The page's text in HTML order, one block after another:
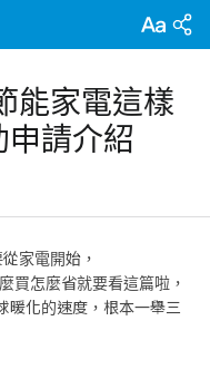
能家電這樣
請介紹
家電開始，
買怎麼省就要看這篇啦，
暖化的速度，根本一舉三